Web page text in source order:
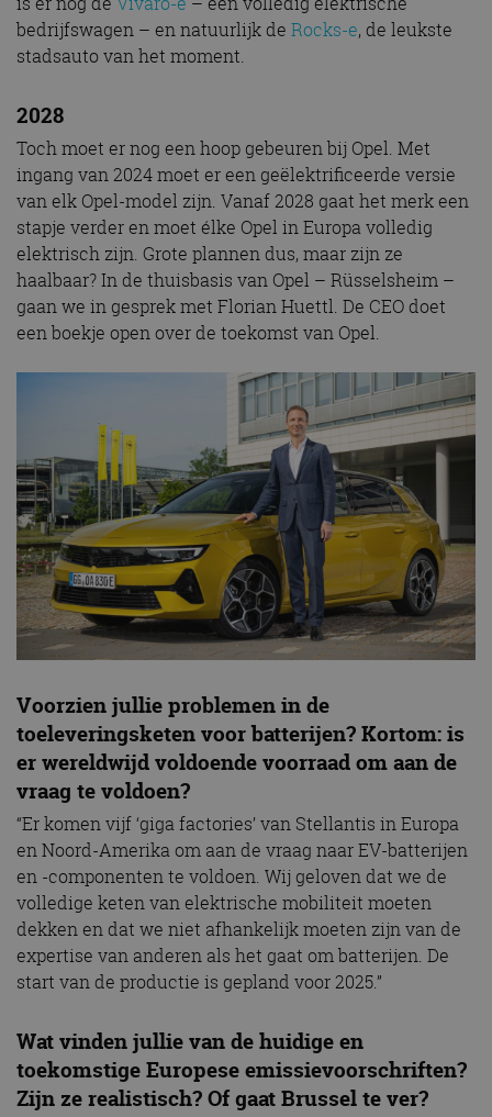
bedrijfswagen – en natuurlijk de Rocks-e, de leukste
stadsauto van het moment.
2028
Toch moet er nog een hoop gebeuren bij Opel. Met
ingang van 2024 moet er een geëlektrificeerde versie
van elk Opel-model zijn. Vanaf 2028 gaat het merk een
stapje verder en moet élke Opel in Europa volledig
elektrisch zijn. Grote plannen dus, maar zijn ze
haalbaar? In de thuisbasis van Opel – Rüsselsheim –
gaan we in gesprek met Florian Huettl. De CEO doet
een boekje open over de toekomst van Opel.
Voorzien jullie problemen in de
toeleveringsketen voor batterijen? Kortom: is
er wereldwijd voldoende voorraad om aan de
vraag te voldoen?
“Er komen vijf ‘giga factories’ van Stellantis in Europa
en Noord-Amerika om aan de vraag naar EV-batterijen
en -componenten te voldoen. Wij geloven dat we de
volledige keten van elektrische mobiliteit moeten
dekken en dat we niet afhankelijk moeten zijn van de
expertise van anderen als het gaat om batterijen. De
start van de productie is gepland voor 2025.”
Wat vinden jullie van de huidige en
toekomstige Europese emissievoorschriften?
Zijn ze realistisch? Of gaat Brussel te ver?